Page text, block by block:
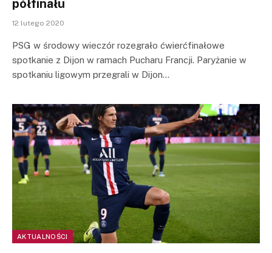
półfinału
12 lutego 2020
PSG w środowy wieczór rozegrało ćwierćfinałowe
spotkanie z Dijon w ramach Pucharu Francji. Paryżanie w
spotkaniu ligowym przegrali w Dijon…
AKTUALNOŚCI